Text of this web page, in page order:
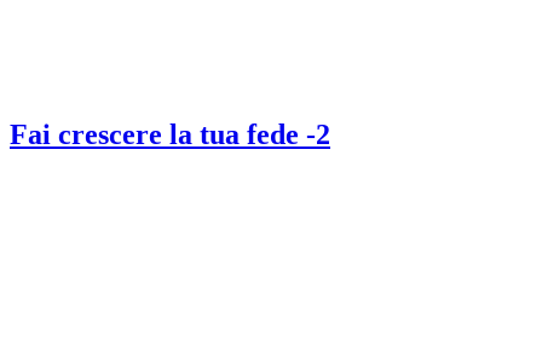
Fai crescere la tua fede -2